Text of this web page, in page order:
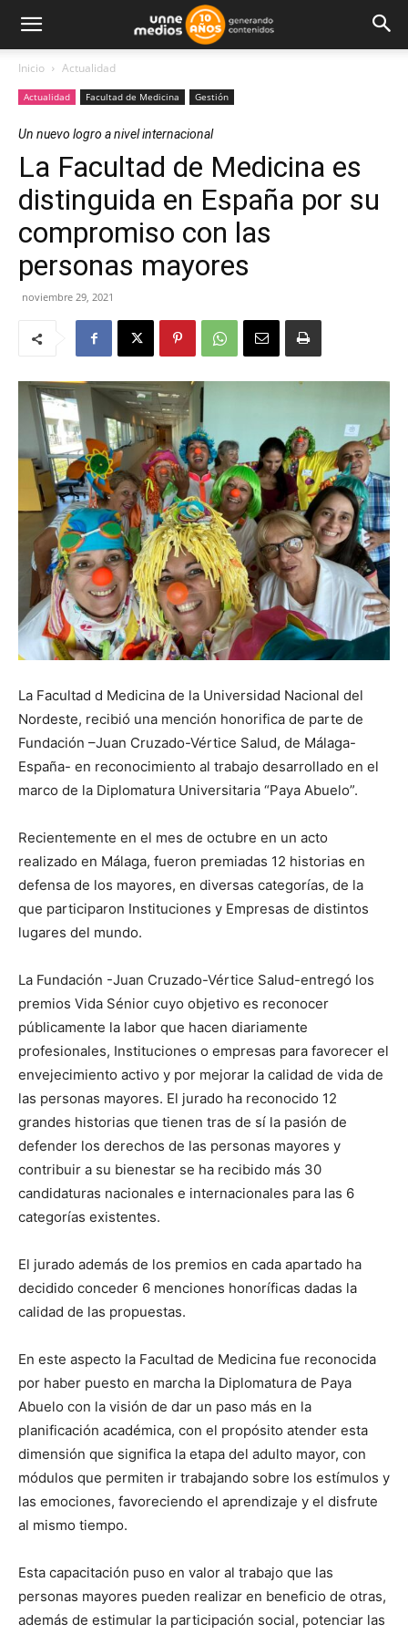
Inicio Actualidad
Actualidad Facultad de Medicina Gestión
Un nuevo logro a nivel internacional
La Facultad de Medicina es
distinguida en España por su
compromiso con las
personas mayores
noviembre 29, 2021
La Facultad d Medicina de la Universidad Nacional del
Nordeste, recibió una mención honorifica de parte de
Fundación –Juan Cruzado-Vértice Salud, de Málaga-
España- en reconocimiento al trabajo desarrollado en el
marco de la Diplomatura Universitaria “Paya Abuelo”.
Recientemente en el mes de octubre en un acto
realizado en Málaga, fueron premiadas 12 historias en
defensa de los mayores, en diversas categorías, de la
que participaron Instituciones y Empresas de distintos
lugares del mundo.
La Fundación -Juan Cruzado-Vértice Salud-entregó los
premios Vida Sénior cuyo objetivo es reconocer
públicamente la labor que hacen diariamente
profesionales, Instituciones o empresas para favorecer el
envejecimiento activo y por mejorar la calidad de vida de
las personas mayores. El jurado ha reconocido 12
grandes historias que tienen tras de sí la pasión de
defender los derechos de las personas mayores y
contribuir a su bienestar se ha recibido más 30
candidaturas nacionales e internacionales para las 6
categorías existentes.
El jurado además de los premios en cada apartado ha
decidido conceder 6 menciones honoríficas dadas la
calidad de las propuestas.
En este aspecto la Facultad de Medicina fue reconocida
por haber puesto en marcha la Diplomatura de Paya
Abuelo con la visión de dar un paso más en la
planificación académica, con el propósito atender esta
dimensión que significa la etapa del adulto mayor, con
módulos que permiten ir trabajando sobre los estímulos y
las emociones, favoreciendo el aprendizaje y el disfrute
al mismo tiempo.
Esta capacitación puso en valor al trabajo que las
personas mayores pueden realizar en beneficio de otras,
además de estimular la participación social, potenciar las